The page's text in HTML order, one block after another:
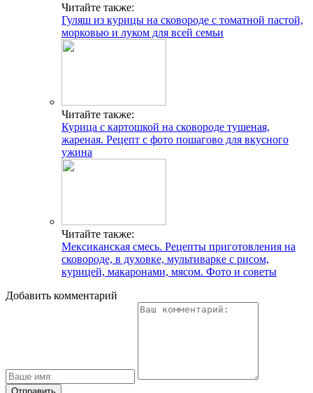
Читайте также:
Гуляш из курицы на сковороде с томатной пастой,
морковью и луком для всей семьи
Читайте также:
Курица с картошкой на сковороде тушеная,
жареная. Рецепт с фото пошагово для вкусного
ужина
Читайте также:
Мексиканская смесь. Рецепты приготовления на
сковороде, в духовке, мультиварке с рисом,
курицей, макаронами, мясом. Фото и советы
Добавить комментарий